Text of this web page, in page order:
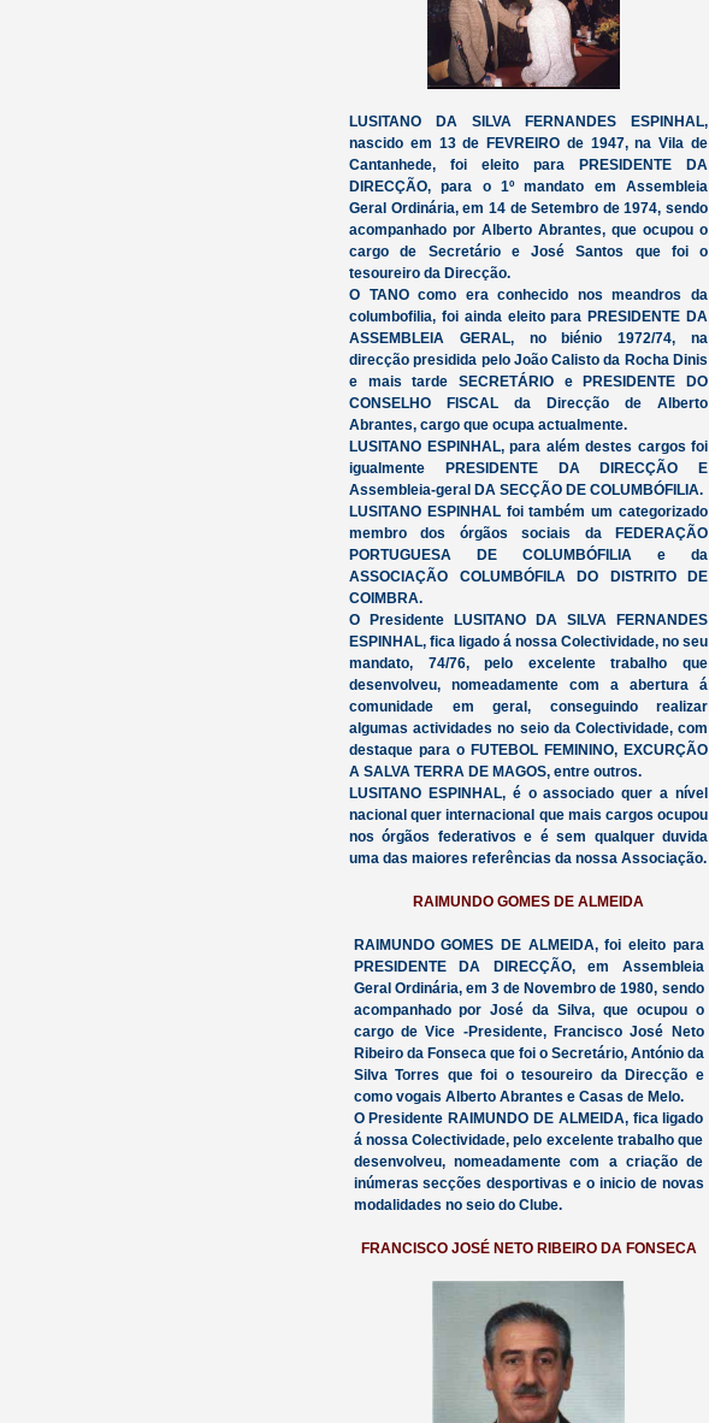
LUSITANO DA SILVA FERNANDES ESPINHAL,
nascido em 13 de FEVREIRO de 1947, na Vila de
Cantanhede, foi eleito para PRESIDENTE DA
DIRECÇÃO, para o 1º mandato em Assembleia
Geral Ordinária, em 14 de Setembro de 1974, sendo
acompanhado por Alberto Abrantes, que ocupou o
cargo de Secretário e José Santos que foi o
tesoureiro da Direcção.
O TANO como era conhecido nos meandros da
columbofilia, foi ainda eleito para PRESIDENTE DA
ASSEMBLEIA GERAL, no biénio 1972/74, na
direcção presidida pelo João Calisto da Rocha Dinis
e mais tarde SECRETÁRIO e PRESIDENTE DO
CONSELHO FISCAL da Direcção de Alberto
Abrantes, cargo que ocupa actualmente.
LUSITANO ESPINHAL, para além destes cargos foi
igualmente PRESIDENTE DA DIRECÇÃO E
Assembleia-geral DA SECÇÃO DE COLUMBÓFILIA.
LUSITANO ESPINHAL foi também um categorizado
membro dos órgãos sociais da FEDERAÇÃO
PORTUGUESA DE COLUMBÓFILIA e da
ASSOCIAÇÃO COLUMBÓFILA DO DISTRITO DE
COIMBRA.
O Presidente LUSITANO DA SILVA FERNANDES
ESPINHAL, fica ligado á nossa Colectividade, no seu
mandato, 74/76, pelo excelente trabalho que
desenvolveu, nomeadamente com a abertura á
comunidade em geral, conseguindo realizar
algumas actividades no seio da Colectividade, com
destaque para o FUTEBOL FEMININO, EXCURÇÃO
A SALVA TERRA DE MAGOS, entre outros.
LUSITANO ESPINHAL, é o associado quer a nível
nacional quer internacional que mais cargos ocupou
nos órgãos federativos e é sem qualquer duvida
uma das maiores referências da nossa Associação.
RAIMUNDO GOMES DE ALMEIDA
RAIMUNDO GOMES DE ALMEIDA, foi eleito para
PRESIDENTE DA DIRECÇÃO, em Assembleia
Geral Ordinária, em 3 de Novembro de 1980, sendo
acompanhado por José da Silva, que ocupou o
cargo de Vice -Presidente, Francisco José Neto
Ribeiro da Fonseca que foi o Secretário, António da
Silva Torres que foi o tesoureiro da Direcção e
como vogais Alberto Abrantes e Casas de Melo.
O Presidente RAIMUNDO DE ALMEIDA, fica ligado
á nossa Colectividade, pelo excelente trabalho que
desenvolveu, nomeadamente com a criação de
inúmeras secções desportivas e o inicio de novas
modalidades no seio do Clube.
FRANCISCO JOSÉ NETO RIBEIRO DA FONSECA